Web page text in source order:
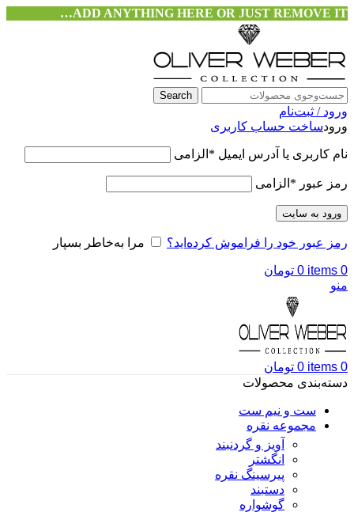
ADD ANYTHING HERE OR JUST REMOVE IT…
Search
ورود / ثبت‌نام
ورودساخت حساب کاربری
نام کاربری یا آدرس ایمیل * الزامی
رمز عبور * الزامی
ورود به سایت
رمز عبور خود را فراموش کرده‌اید؟ مرا به‌خاطر بسپار
0
items
0 تومان
منو
0
items
0 تومان
دسته‌بندی محصولات
ست و نیم ست
مجموعه نقره
آویز و گردنبند
انگشتر
پیرسینگ نقره
دستبند
گوشواره